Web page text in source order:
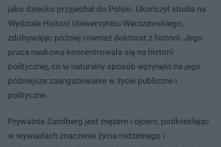
jako dziecko przyjechał do Polski. Ukończył studia na
Wydziale Historii Uniwersytetu Warszawskiego,
zdobywając później również doktorat z historii. Jego
praca naukowa koncentrowała się na historii
politycznej, co w naturalny sposób wpłynęło na jego
późniejsze zaangażowanie w życie publiczne i
polityczne.
Prywatnie Zandberg jest mężem i ojcem, podkreślając
w wywiadach znaczenie życia rodzinnego i